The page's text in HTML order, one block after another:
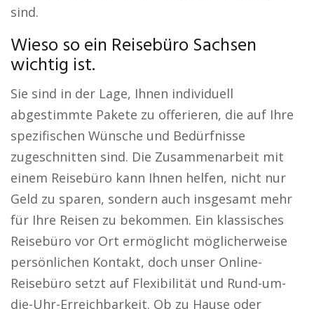
sind.
Wieso so ein Reisebüro Sachsen
wichtig ist.
Sie sind in der Lage, Ihnen individuell
abgestimmte Pakete zu offerieren, die auf Ihre
spezifischen Wünsche und Bedürfnisse
zugeschnitten sind. Die Zusammenarbeit mit
einem Reisebüro kann Ihnen helfen, nicht nur
Geld zu sparen, sondern auch insgesamt mehr
für Ihre Reisen zu bekommen. Ein klassisches
Reisebüro vor Ort ermöglicht möglicherweise
persönlichen Kontakt, doch unser Online-
Reisebüro setzt auf Flexibilität und Rund-um-
die-Uhr-Erreichbarkeit. Ob zu Hause oder